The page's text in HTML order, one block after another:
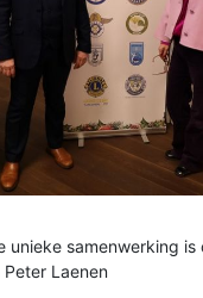
unieke samenwerking is
Peter Laenen